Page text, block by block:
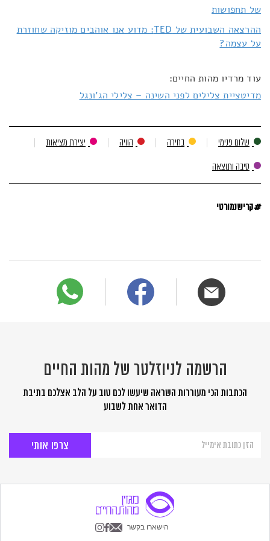
של תחפושות
ההרצאה השבועית של TED: מדוע אנו אוהבים מוזיקה שחוזרת
על עצמה?
עוד מרדיו מהות החיים:
מדיטציית צלילים לפני השינה – צלילי הג'ונגל
שלום פנימי בחירה הוויה יצירת מציאות
סיבה ותוצאה
#קרישנמורטי
הרשמה לניוזלטר של מהות החיים
הכתבות הכי מעוררות השראה שיעשו לכם טוב על הלב אצלכם בתיבת
הדואר אחת לשבוע
לניוזלטר
החיים
הישארו בקשר